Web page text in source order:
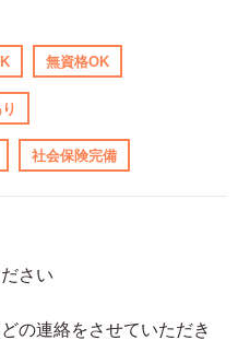
無資格OK
社会保険完備
さい
の連絡をさせていただき